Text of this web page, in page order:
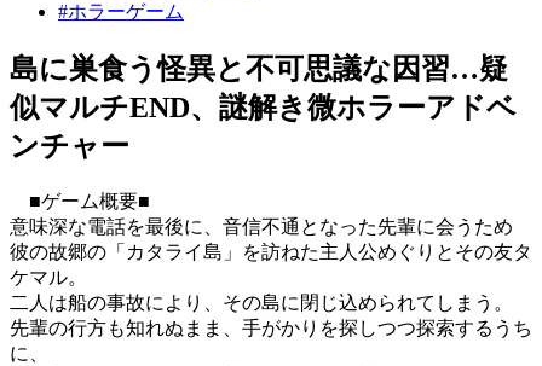
#ホラーゲーム
島に巣食う怪異と不可思議な因習…疑
似マルチEND、謎解き微ホラーアドベ
ンチャー
■ゲーム概要■
意味深な電話を最後に、音信不通となった先輩に会うため
彼の故郷の「カタライ島」を訪ねた主人公めぐりとその友タ
ケマル。
二人は船の事故により、その島に閉じ込められてしまう。
先輩の行方も知れぬまま、手がかりを探しつつ探索するうち
に、